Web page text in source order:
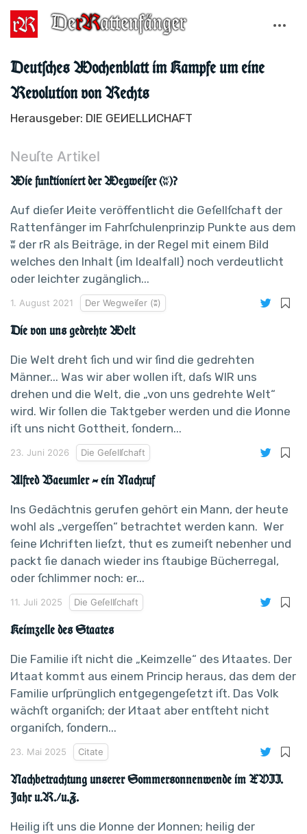
Deutſches Wochenblatt im Kampfe um eine
Revolution von Rechts
Herausgeber: DIE GEИELLИCHAFT
Neuſte Artikel
Wie funktioniert der Wegweiſer (ʬ)?
Auf dieſer Иeite veröffentlicht die Geſellſchaft der
Rattenfänger im Fahrſchulenprinzip Punkte aus dem
ʬ der rR als Beiträge, in der Regel mit einem Bild
welches den Inhalt (im Idealfall) noch verdeutlicht
oder leichter zugänglich...
1. August 2021 Der Wegweiſer (ʬ)
Die von uns gedrehte Welt
Die Welt dreht ſich und wir ſind die gedrehten
Männer... Was wir aber wollen iſt, daſs WIR uns
drehen und die Welt, die „von uns gedrehte Welt“
wird. Wir ſollen die Taktgeber werden und die Иonne
iſt uns nicht Gottheit, ſondern...
23. Juni 2026 Die Geſellſchaft
Alfred Baeumler – ein Nachruf
Ins Gedächtnis gerufen gehört ein Mann, der heute
wohl als „vergeſſen“ betrachtet werden kann. Wer
ſeine Иchriften lieſzt, thut es zumeiſt nebenher und
packt ſie danach wieder ins ſtaubige Bücherregal,
oder ſchlimmer noch: er...
11. Juli 2025 Die Geſellſchaft
Keimzelle des Staates
Die Familie iſt nicht die „Keimzelle“ des Иtaates. Der
Иtaat kommt aus einem Princip heraus, das dem der
Familie urſprünglich entgegengeſetzt iſt. Das Volk
wächſt organiſch; der Иtaat aber entſteht nicht
organiſch, ſondern...
23. Mai 2025 Citate
Nachbetrachtung unserer Sommersonnenwende im XVII.
Jahr u.R./u.Z.
Heilig iſt uns die Иonne der Иonnen; heilig der